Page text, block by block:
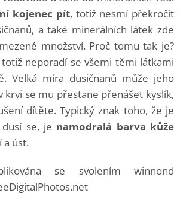
kojenec pít, totiž nesmí překročit
a také minerálních látek zde
množství. Proč tomu tak je?
neporadí se všemi těmi látkami
Velká míra dusičnanů může jeho
krvi se mu přestane přenášet kyslík,
dítěte. Typický znak toho, že je
se, je namodralá barva kůže
a úst.
se svolením winnond